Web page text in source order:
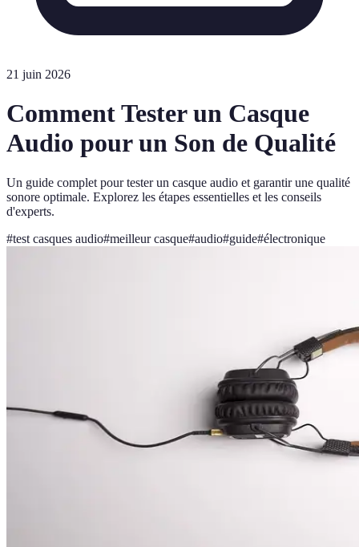
21 juin 2026
Comment Tester un Casque
Audio pour un Son de Qualité
Un guide complet pour tester un casque audio et garantir une qualité
sonore optimale. Explorez les étapes essentielles et les conseils
d'experts.
#test casques audio#meilleur casque#audio#guide#électronique